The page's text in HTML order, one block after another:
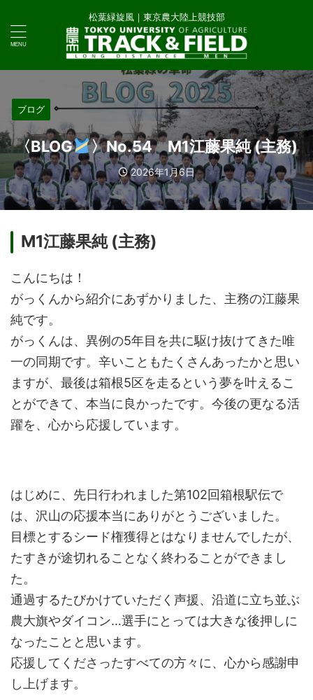
松葉緑旋風｜東京農大陸上競技部
ブログ
〈BLOG 〉No.54 M1江藤果純 (主務)
2026年1月6日
M1江藤果純 (主務)
こんにちは！
がっくんから紹介にあずかりました、主務の江藤果
純です。
がっくんは、異例の5年目を共に駆け抜けてきた唯
一の同期です。辛いこともたくさんあったかと思い
ますが、最後は箱根5区を走るという夢を叶えるこ
とができて、本当に良かったです。今後の更なる活
躍を、心から応援しています。
はじめに、先日行われました第102回箱根駅伝で
は、沢山の応援本当にありがとうございました。
目標とするシード権獲得とはなりませんでしたが、
たすきが途切れることなく終わることができまし
た。
通過するたびかけていただく声援、沿道に立ち並ぶ
農大旗やダイコン…選手にとっては大きな後押しに
なったことと思います。
応援してくださったすべての方々に、心から感謝申
し上げます。